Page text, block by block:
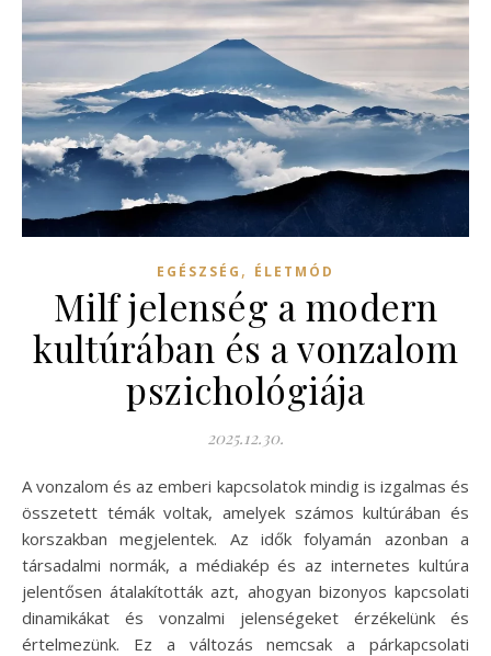
EGÉSZSÉG , ÉLETMÓD
Milf jelenség a modern
kultúrában és a vonzalom
pszichológiája
2025.12.30.
A vonzalom és az emberi kapcsolatok mindig is izgalmas és
összetett témák voltak, amelyek számos kultúrában és
korszakban megjelentek. Az idők folyamán azonban a
társadalmi normák, a médiakép és az internetes kultúra
jelentősen átalakították azt, ahogyan bizonyos kapcsolati
dinamikákat és vonzalmi jelenségeket érzékelünk és
értelmezünk. Ez a változás nemcsak a párkapcsolati